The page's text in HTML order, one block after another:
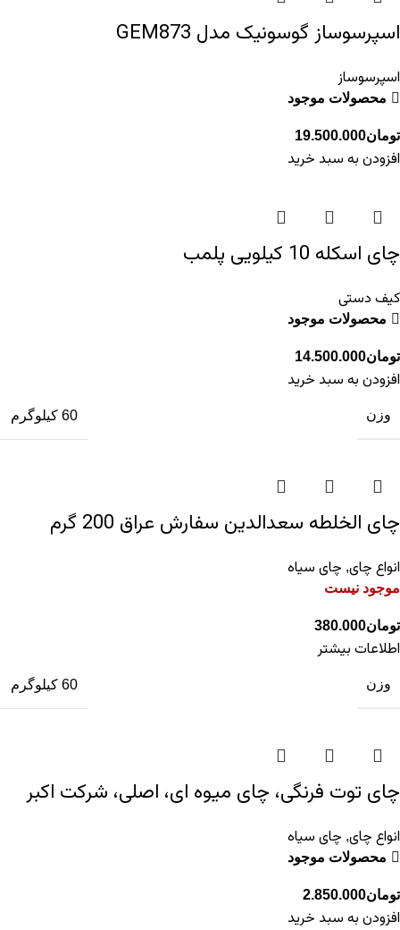
اسپرسوساز گوسونیک مدل GEM873
اسپرسوساز
محصولات موجود
تومان19.500.000
افزودن به سبد خرید
چای اسکله 10 کیلویی پلمب
کیف دستی
محصولات موجود
تومان14.500.000
افزودن به سبد خرید
وزن 60 کیلوگرم
چای الخلطه سعدالدین سفارش عراق 200 گرم
انواع چای, چای سیاه
موجود نیست
تومان380.000
اطلاعات بیشتر
وزن 60 کیلوگرم
چای توت فرنگی، چای میوه ای، اصلی، شرکت اکبر
انواع چای, چای سیاه
محصولات موجود
تومان2.850.000
افزودن به سبد خرید